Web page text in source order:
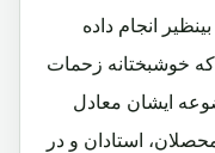
انجام داده
که خوشبختانه زحمات
ایشان معادل
استادان و در